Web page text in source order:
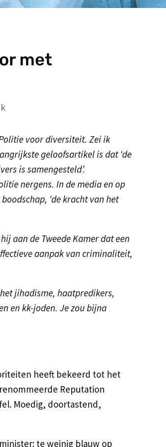
met
voor diversiteit. Zei ik
geloofsartikel is dat ‘de
is samengesteld’.
nergens. In de media en op
‘de kracht van het
aan de Tweede Kamer dat een
aanpak van criminaliteit,
jihadisme, haatpredikers,
en kk-joden. Je zou bijna
heeft bekeerd tot het
Reputation
Moedig, doortastend,
te weinig blauw op